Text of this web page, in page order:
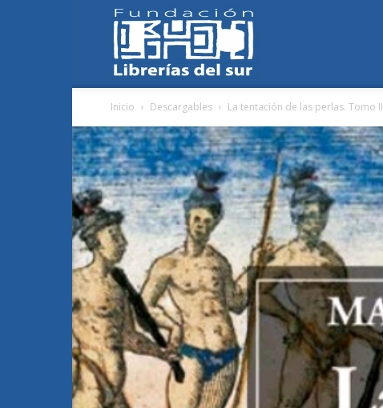
Librerías
del
Sur
Inicio Descargables La tentación de las perlas. Tomo II